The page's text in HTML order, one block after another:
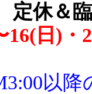
休＆
16(日)
以